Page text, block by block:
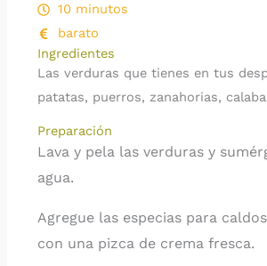
10 minutos
barato
Ingredientes
Las verduras que tienes en tus
patatas, puerros, zanahorias,
Preparación
Lava y pela las verduras y
agua.
Agregue las especias para
con una pizca de crema fresca.